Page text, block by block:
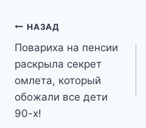
Навигация
по
записям
НАЗАД
Повариха на пенсии
раскрыла секрет
омлета, который
обожали все дети
90-х!